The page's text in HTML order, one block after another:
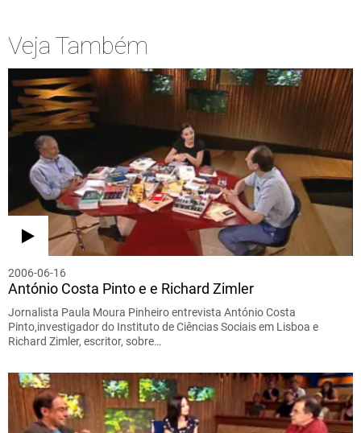
Veja Também
2006-06-16
António Costa Pinto e e Richard Zimler
Jornalista Paula Moura Pinheiro entrevista António Costa
Pinto,investigador do Instituto de Ciências Sociais em Lisboa e
Richard Zimler, escritor, sobre…